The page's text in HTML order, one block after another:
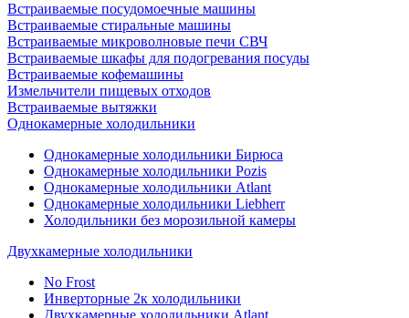
Встраиваемые посудомоечные машины
Встраиваемые стиральные машины
Встраиваемые микроволновые печи СВЧ
Встраиваемые шкафы для подогревания посуды
Встраиваемые кофемашины
Измельчители пищевых отходов
Встраиваемые вытяжки
Однокамерные холодильники
Однокамерные холодильники Бирюса
Однокамерные холодильники Pozis
Однокамерные холодильники Atlant
Однокамерные холодильники Liebherr
Холодильники без морозильной камеры
Двухкамерные холодильники
No Frost
Инверторные 2к холодильники
Двухкамерные холодильники Atlant